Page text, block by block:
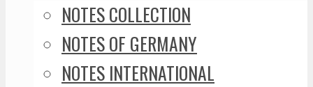
NOTES COLLECTION
NOTES OF GERMANY
NOTES INTERNATIONAL